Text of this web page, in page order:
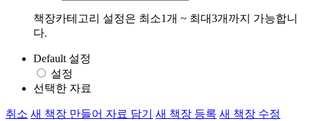
책장카테고리 설정은 최소1개 ~ 최대3개까지 가능합니
다.
Default 설정
설정
선택한 자료
취소 새 책장 만들어 자료 담기 새 책장 등록 새 책장 수정